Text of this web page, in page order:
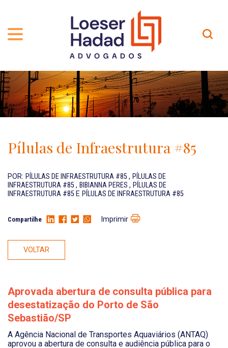
QUEM SOMOS
TRAJETÓRIA
INCLUSÃO E DIVERSIDADE
PRÊMIOS
ÁREAS DE ATUAÇÃO
PROFISSIONAIS
CARREIRA
Contato
Localização
Pílulas de Infraestrutura #85
POR: PÍLULAS DE INFRAESTRUTURA #85, PÍLULAS DE
INFRAESTRUTURA #85, BIBIANNA PERES , PÍLULAS DE
INFRAESTRUTURA #85 E PÍLULAS DE INFRAESTRUTURA #85
Compartilhe Imprimir
VOLTAR
Aprovada abertura de consulta pública para
desestatização do Porto de São
Sebastião/SP
A Agência Nacional de Transportes Aquaviários (ANTAQ)
aprovou a abertura de consulta e audiência pública para o